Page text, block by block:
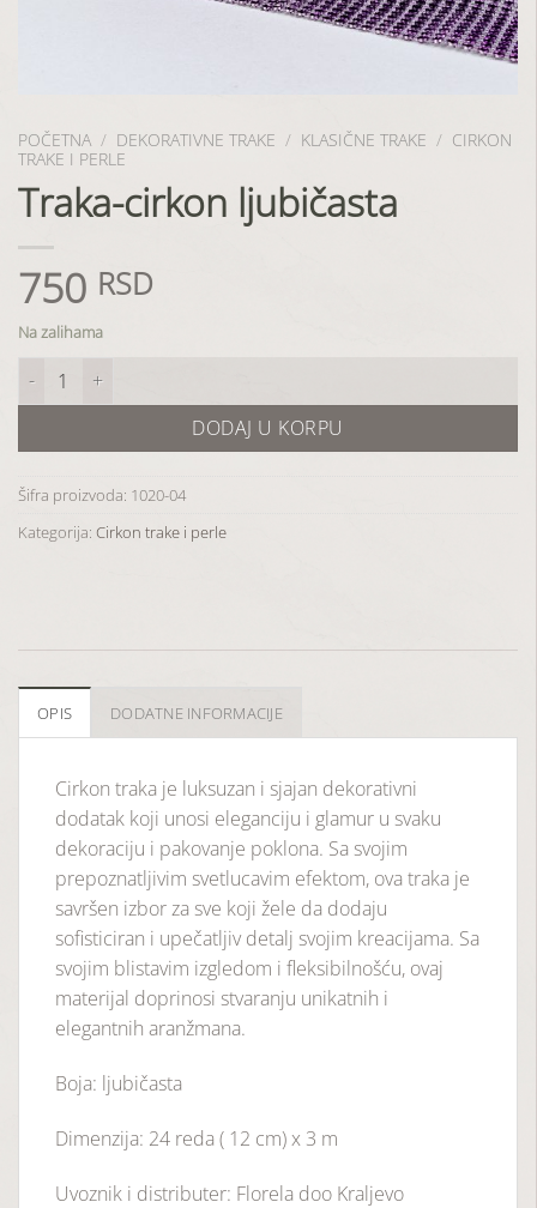
POČETNA / DEKORATIVNE TRAKE / KLASIČNE TRAKE / CIRKON
TRAKE I PERLE
Traka-cirkon ljubičasta
750 RSD
Na zalihama
Traka-cirkon ljubičasta količina
DODAJ U KORPU
Šifra proizvoda: 1020-04
Kategorija: Cirkon trake i perle
OPIS DODATNE INFORMACIJE
Cirkon traka je luksuzan i sjajan dekorativni
dodatak koji unosi eleganciju i glamur u svaku
dekoraciju i pakovanje poklona. Sa svojim
prepoznatljivim svetlucavim efektom, ova traka je
savršen izbor za sve koji žele da dodaju
sofisticiran i upečatljiv detalj svojim kreacijama. Sa
svojim blistavim izgledom i fleksibilnošću, ovaj
materijal doprinosi stvaranju unikatnih i
elegantnih aranžmana.
Boja: ljubičasta
Dimenzija: 24 reda ( 12 cm) x 3 m
Uvoznik i distributer: Florela doo Kraljevo